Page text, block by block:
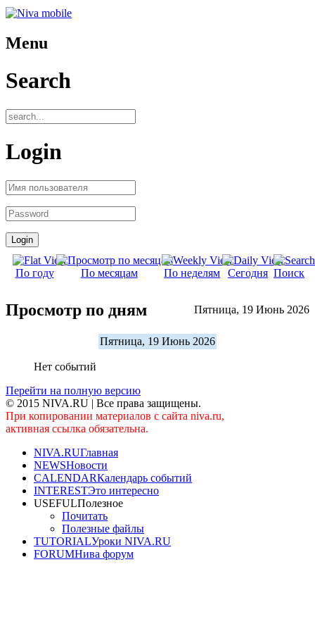
Menu
Search
Login
По году По месяцам По неделям Сегодня Поиск
Просмотр по дням Пятница, 19 Июнь 2026
Пятница, 19 Июнь 2026
Нет событий
Перейти на полную версию
© 2015 NIVA.RU | Все права защищены.
При копировании материалов с сайта niva.ru,
активная ссылка обязательна.
NIVA.RUГлавная
NEWSНовости
CALENDARКалендарь событий
INTERESTЭто интересно
USEFULПолезное
Почитать
Полезные файлы
TUTORIALУроки NIVA.RU
FORUMНива форум